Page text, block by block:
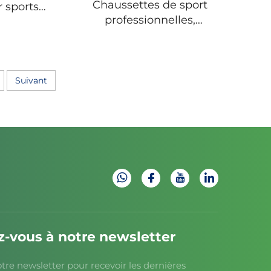
sports
pour le
Chaussettes de sport
professionnelles,
Suivant
vous à notre newsletter
newsletter pour recevoir les dernières